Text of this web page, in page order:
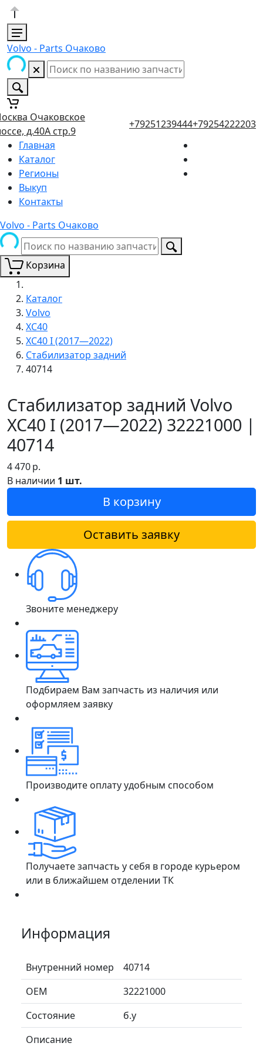
Volvo - Parts Очаково
Очаковское
д.40А стр.9
+79251239444+79254222203
Главная
Каталог
Регионы
Выкуп
Контакты
Volvo - Parts Очаково
Корзина
Каталог
Volvo
XC40
XC40 I (2017—2022)
Стабилизатор задний
40714
Стабилизатор задний Volvo
XC40 I (2017—2022) 32221000 |
40714
4 470р.
В наличии 1 шт.
В корзину
Оставить заявку
Звоните менеджеру
Подбираем Вам запчасть из наличия или
оформляем заявку
Производите оплату удобным способом
Получаете запчасть у себя в городе курьером
или в ближайшем отделении ТК
Информация
Внутренний номер
40714
ОЕМ
32221000
Состояние
б.у
Описание